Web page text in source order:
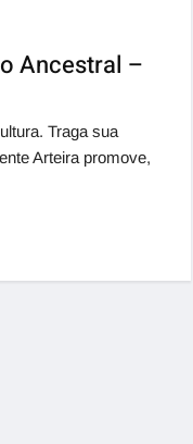
Ancestral –
Traga sua
Arteira promove,